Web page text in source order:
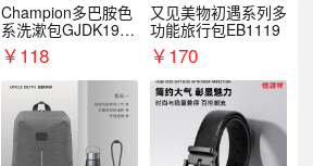
Champion多巴胺色
系洗漱包GJDK19R
1￥118
又见美物初遇系列多
功能旅行包EB1119
￥170